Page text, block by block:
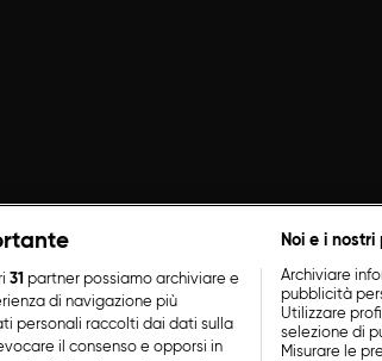
31 partner possiamo archiviare e
di navigazione più
personali raccolti dai dati sulla
il consenso e opporsi in
Noi e i
Archiviare
pubblicità
Utilizzare
selezione di
Misurare le